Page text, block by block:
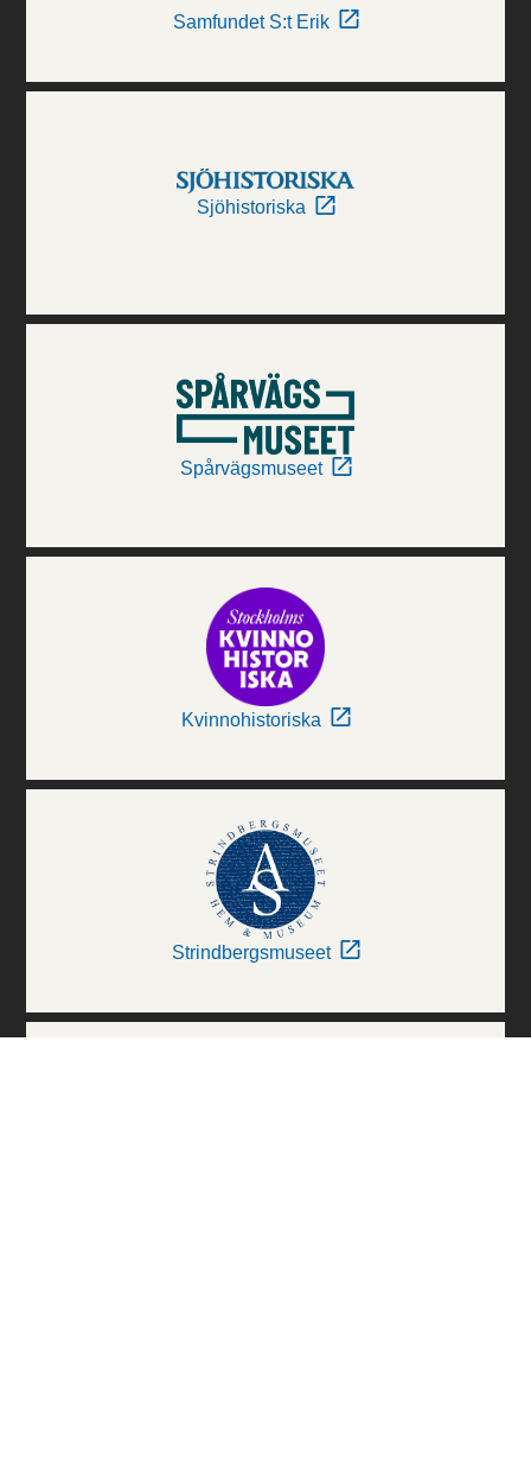
Samfundet S:t Erik
Sjöhistoriska
Spårvägsmuseet
Kvinnohistoriska
Strindbergsmuseet